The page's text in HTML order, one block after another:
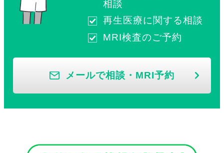
相談
再生医療に関する相談
MRI検査のご予約
メールで相談・MRI予約